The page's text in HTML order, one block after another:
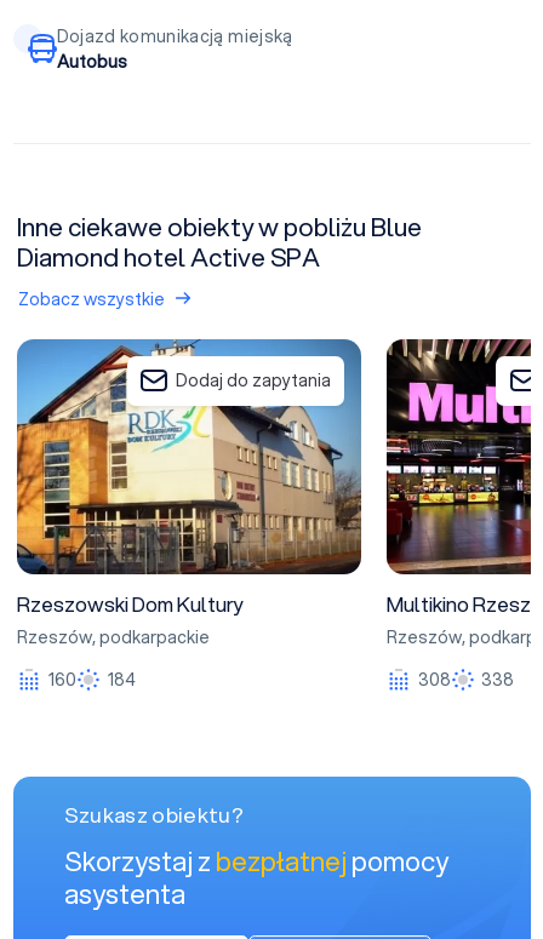
Dojazd komunikacją miejską
Autobus
Inne ciekawe obiekty w pobliżu Blue
Diamond hotel Active SPA
Zobacz wszystkie
Rzeszowski Dom Kultury
Dodaj do zapytania
Rzeszowski Dom Kultury
Rzeszów,podkarpackie
160
184
Multikino Rzeszów
Multikino
Rzeszów,
308
338
Szukasz obiektu?
Skorzystaj zbezpłatnejpomocy
asystenta